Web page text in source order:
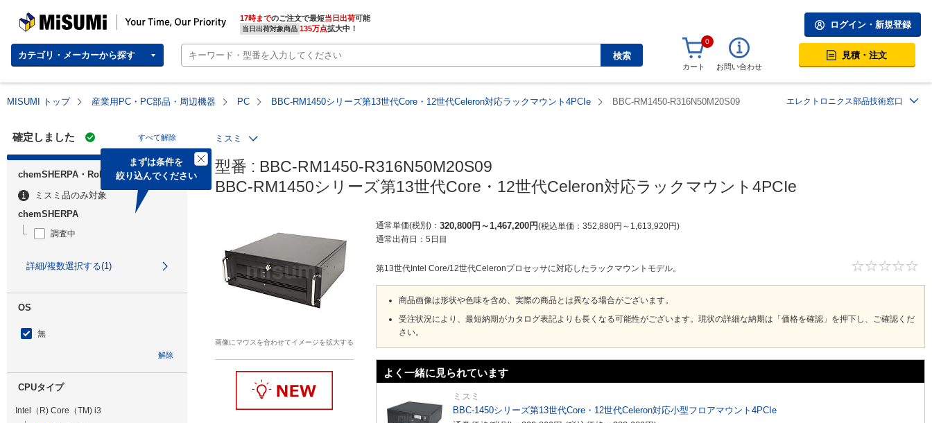
MISUMI | Your Time, Our Priority 17時までのご注文で最短当日出荷
当日出荷対象商品 135万点拡大中！
カテゴリ・メーカーから探す 検索
ログイン・新規登録
0
カート お問い合わせ
見積・注文
MISUMI トップ 産業用PC・PC部品・周辺機器 PC BBC-RM1450シリーズ第13世代Core・12世代Celeron対応ラックマウント4PCIe BBC-RM1450-R316N50M20S09 エレクトロニクス部品技術窓口
確定しました すべて解除
まずは条件を
絞り込んでください
chemSHERPA・RoHS
ミスミ品のみ対象
chemSHERPA
調査中
詳細/複数選択する(1)
OS
無
解除
CPUタイプ
Intel（R) Core（TM) i3
ミスミ
型番 : BBC-RM1450-R316N50M20S09
BBC-RM1450シリーズ第13世代Core・12世代Celeron対応ラックマウント4PCIe
画像にマウスを合わせてイメージを拡大する
通常単価(税別) 320,800円 ～1,467,200円 税込単価 352,880円 ～ 1,613,920円
通常出荷日： 5日目
第13世代Intel Core/12世代Celeronプロセッサに対応したラックマウントモデル。
商品画像は形状や色味を含め、実際の商品とは異なる場合がございます。
受注状況により、最短納期がカタログ表記よりも長くなる可能性がございます。現状の詳細な納期は「価格を確認」を押下し、ご確認くだ
さい。
よく一緒に見られています
ミスミ
BBC-1450シリーズ第13世代Core・12世代Celeron対応小型フロアマウント4PCIe